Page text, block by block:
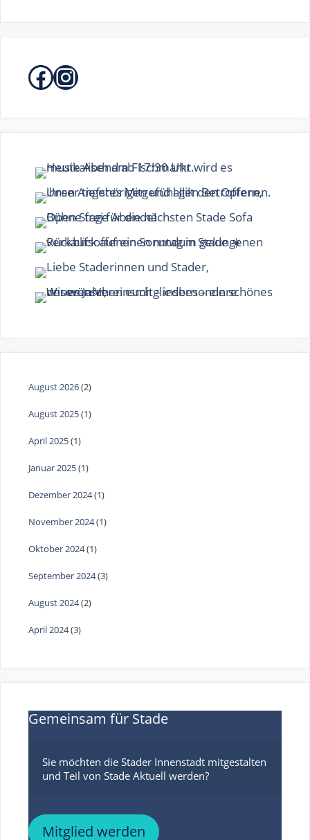
Facebook
Instagram
August 2026(2)
August 2025(1)
April 2025(1)
Januar 2025(1)
Dezember 2024(1)
November 2024(1)
Oktober 2024(1)
September 2024(3)
August 2024(2)
April 2024(3)
Gemeinsam für Stade
Sie möchten die Stader Innenstadt mitgestalten
Mitglied werden